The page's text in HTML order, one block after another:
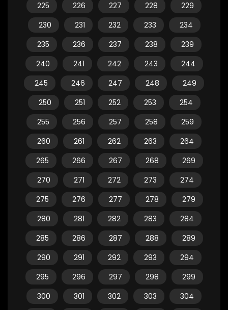
225
226 227 228
229
230
231 232 233
234
235
236 237 238
239
240
241 242 243
244
245
246 247 248
249
250
251 252 253
254
255
256 257 258
259
260
261 262 263
264
265
266 267 268
269
270
271 272 273
274
275
276 277 278
279
280
281 282 283
284
285
286 287 288
289
290
291 292 293
294
295
296 297 298
299
300
301 302 303
304